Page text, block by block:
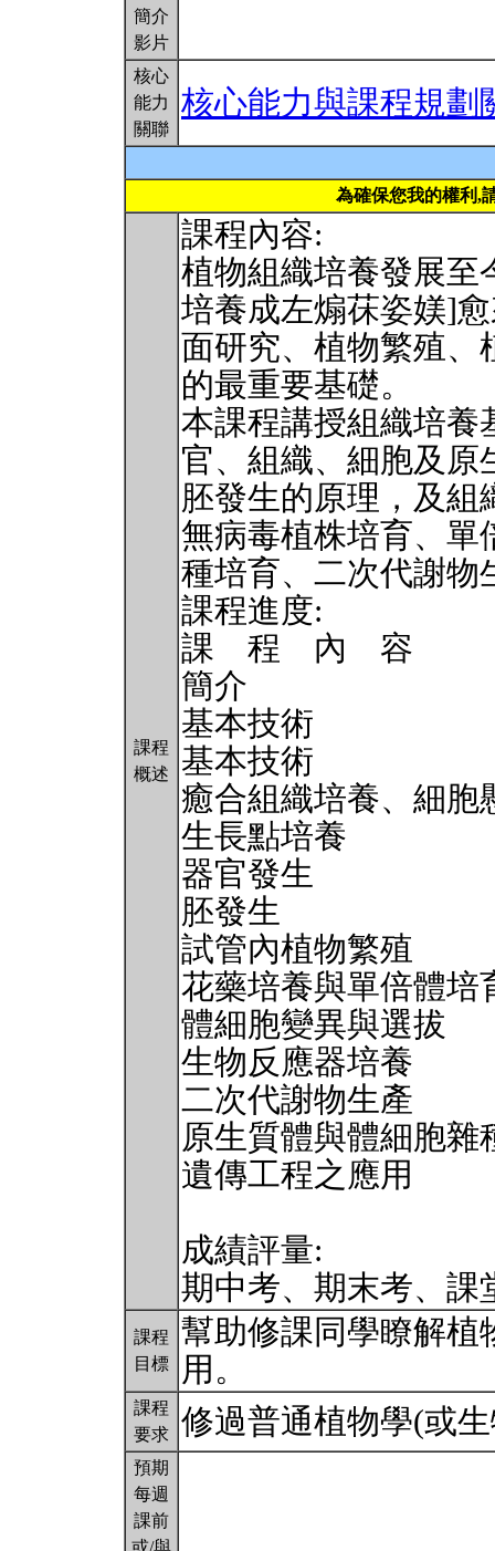
簡介
影片
核心
能力
關聯
核心能力與課程規劃
為確保您我的權利,
課程
概述
課程內容:
植物組織培養發展至
培養成左煽茠姿媄]
面研究、植物繁殖、
的最重要基礎。
本課程講授組織培養
官、組織、細胞及原
胚發生的原理，及組
無病毒植株培育、單
種培育、二次代謝物
課程進度:
課 程 內 容
簡介
基本技術
基本技術
癒合組織培養、細胞
生長點培養
器官發生
胚發生
試管內植物繁殖
花藥培養與單倍體培
體細胞變異與選拔
生物反應器培養
二次代謝物生產
原生質體與體細胞雜
遺傳工程之應用
成績評量:
期中考、期末考、
課程
目標
幫助修課同學瞭解植
用。
課程
要求
修過普通植物學(或
預期
每週
課前
或/與